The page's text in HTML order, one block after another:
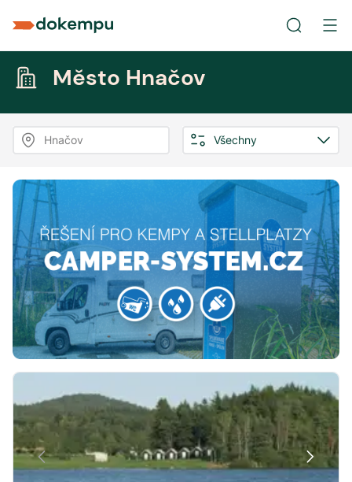
Město Hnačov
Hnačov Všechny